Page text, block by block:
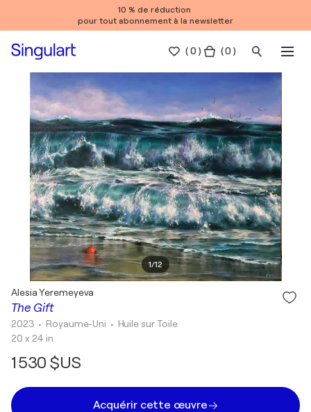
10 % de réduction
pour tout abonnement à la newsletter
(0 ) ( 0 )
1/12
The Gift
Alesia Yeremeyeva
2023 • Royaume-Uni • Huile sur Toile
20 x 24 in
1 530 $US
Acquérir cette œuvre